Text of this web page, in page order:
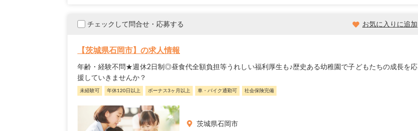
チェックして問合せ・応募する お気に入りに追加
【茨城県石岡市】の求人情報
年齢・経験不問★週休2日制◎昼食代全額負担等うれしい福利厚生も♪歴史ある幼稚園で子どもたちの成長を応
援していきませんか？
未経験可 年休120日以上 ボーナス3ヶ月以上 車・バイク通勤可 社会保険完備
茨城県石岡市